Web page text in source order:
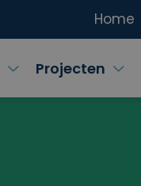
Home
Projecten